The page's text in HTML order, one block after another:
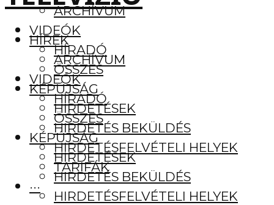
ARCHÍVUM
VIDEÓK
HÍRADÓ
ÖSSZES
KÉPÚJSÁG
HIRDETÉSEK
HIRDETÉS BEKÜLDÉS
HIRDETÉSFELVÉTELI HELYEK
TARIFÁK
···
HÍREK
ARCHÍVUM
VIDEÓK
HÍRADÓ
ÖSSZES
KÉPÚJSÁG
HIRDETÉSEK
HIRDETÉS BEKÜLDÉS
HIRDETÉSFELVÉTELI HELYEK